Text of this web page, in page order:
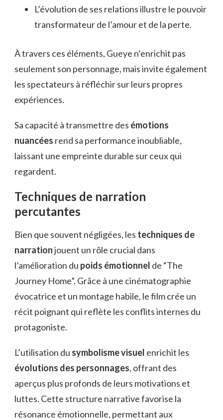
L’évolution de ses relations illustre le pouvoir
transformateur de l’amour et de la perte.
À travers ces éléments, Gueye n’enrichit pas
seulement son personnage, mais invite également
les spectateurs à réfléchir sur leurs propres
expériences.
Sa capacité à transmettre des émotions
nuancées rend sa performance inoubliable,
laissant une empreinte durable sur ceux qui
regardent.
Techniques de narration
percutantes
Bien que souvent négligées, les techniques de
narrationjouent un rôle crucial dans
l’amélioration du poids émotionnel de “The
Journey Home”. Grâce à une cinématographie
évocatrice et un montage habile, le film crée un
récit poignant qui reflète les conflits internes du
protagoniste.
L’utilisation du symbolisme visuel enrichit les
évolutions des personnages, offrant des
aperçus plus profonds de leurs motivations et
luttes. Cette structure narrative favorise la
résonance émotionnelle, permettant aux